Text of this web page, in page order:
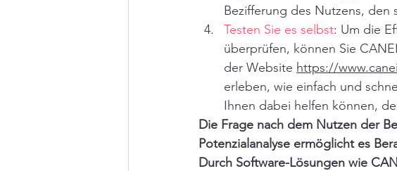
Bezifferung des Nutzens, den
Testen Sie es selbst: Um die
überprüfen, können Sie
der Website https://
erleben, wie einfach und
Ihnen dabei helfen können,
Die Frage nach dem Nutzen der
Potenzialanalyse ermöglicht es
Durch Software-Lösungen wie